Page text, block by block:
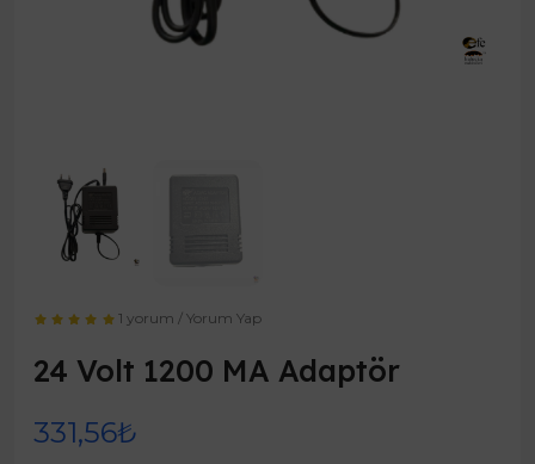
1 yorum /Yorum Yap
24 Volt 1200 MA Adaptör
331,56₺